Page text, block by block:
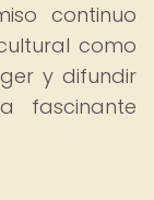
continuo
como
y difundir
fascinante